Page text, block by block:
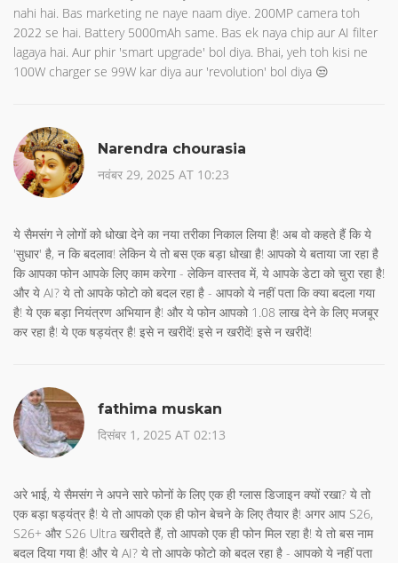
nahi hai. Bas marketing ne naye naam diye. 200MP camera toh
2022 se hai. Battery 5000mAh same. Bas ek naya chip aur AI filter
lagaya hai. Aur phir 'smart upgrade' bol diya. Bhai, yeh toh kisi ne
100W charger se 99W kar diya aur 'revolution' bol diya 😒
Narendra chourasia
नवंबर 29, 2025 AT 10:23
ये सैमसंग ने लोगों को धोखा देने का नया तरीका निकाल लिया है! अब वो कहते हैं कि ये
'सुधार' है, न कि बदलाव! लेकिन ये तो बस एक बड़ा धोखा है! आपको ये बताया जा रहा है
कि आपका फोन आपके लिए काम करेगा - लेकिन वास्तव में, ये आपके डेटा को चुरा रहा है!
और ये AI? ये तो आपके फोटो को बदल रहा है - आपको ये नहीं पता कि क्या बदला गया
है! ये एक बड़ा नियंत्रण अभियान है! और ये फोन आपको 1.08 लाख देने के लिए मजबूर
कर रहा है! ये एक षड्यंत्र है! इसे न खरीदें! इसे न खरीदें! इसे न खरीदें!
fathima muskan
दिसंबर 1, 2025 AT 02:13
अरे भाई, ये सैमसंग ने अपने सारे फोनों के लिए एक ही ग्लास डिजाइन क्यों रखा? ये तो
एक बड़ा षड्यंत्र है! ये तो आपको एक ही फोन बेचने के लिए तैयार है! अगर आप S26,
S26+ और S26 Ultra खरीदते हैं, तो आपको एक ही फोन मिल रहा है! ये तो बस नाम
बदल दिया गया है! और ये AI? ये तो आपके फोटो को बदल रहा है - आपको ये नहीं पता